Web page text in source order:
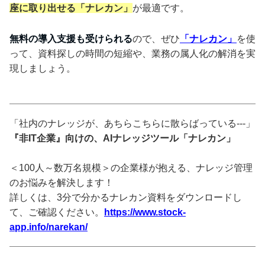
座に取り出せる「ナレカン」 が最適です。
無料の導入支援も受けられるので、ぜひ 「ナレカン」 を使
って、資料探しの時間の短縮や、業務の属人化の解消を実
現しましょう。
「社内のナレッジが、あちらこちらに散らばっている---」
『非IT企業』向けの、AIナレッジツール「ナレカン」
＜100人～数万名規模＞の企業様が抱える、ナレッジ管理
のお悩みを解決します！
詳しくは、3分で分かるナレカン資料をダウンロードし
て、ご確認ください。
https://www.stock-
app.info/narekan/